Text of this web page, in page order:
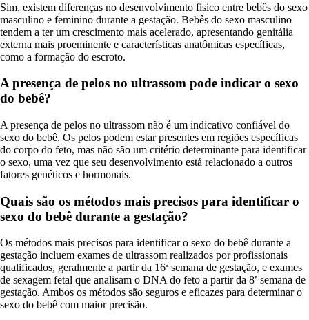
Sim, existem diferenças no desenvolvimento físico entre bebês do sexo
masculino e feminino durante a gestação. Bebês do sexo masculino
tendem a ter um crescimento mais acelerado, apresentando genitália
externa mais proeminente e características anatômicas específicas,
como a formação do escroto.
A presença de pelos no ultrassom pode indicar o sexo
do bebê?
A presença de pelos no ultrassom não é um indicativo confiável do
sexo do bebê. Os pelos podem estar presentes em regiões específicas
do corpo do feto, mas não são um critério determinante para identificar
o sexo, uma vez que seu desenvolvimento está relacionado a outros
fatores genéticos e hormonais.
Quais são os métodos mais precisos para identificar o
sexo do bebê durante a gestação?
Os métodos mais precisos para identificar o sexo do bebê durante a
gestação incluem exames de ultrassom realizados por profissionais
qualificados, geralmente a partir da 16ª semana de gestação, e exames
de sexagem fetal que analisam o DNA do feto a partir da 8ª semana de
gestação. Ambos os métodos são seguros e eficazes para determinar o
sexo do bebê com maior precisão.